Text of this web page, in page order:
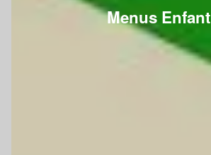
Menus Enfant